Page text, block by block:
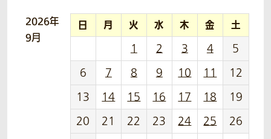
2026年
9月
日 月 火 水 木 金 土
1 2 3 4
5
6
7 8 9 10 11
12
13
14 15 16 17 18
19
20
21 22 23 24 25
26